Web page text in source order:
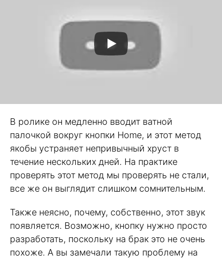
В ролике он медленно вводит ватной
палочкой вокруг кнопки Home, и этот метод
якобы устраняет непривычный хруст в
течение нескольких дней. На практике
проверять этот метод мы проверять не стали,
все же он выглядит слишком сомнительным.
Также неясно, почему, собственно, этот звук
появляется. Возможно, кнопку нужно просто
разработать, поскольку на брак это не очень
похоже. А вы замечали такую проблему на